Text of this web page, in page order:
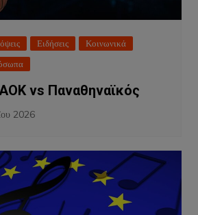
Ειδήσεις
Κοινωνικά
vs Παναθηναϊκός
2026